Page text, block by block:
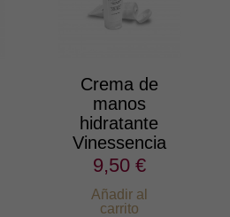
Crema de
manos
hidratante
Vinessencia
9,50 €
Añadir al
carrito